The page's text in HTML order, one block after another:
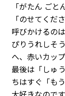
「がたん ごと
「のせてくだ
呼びかけるの
ぴりうれしそ
へ、赤いカッ
最後は「しゅ
ちはすぐ「も